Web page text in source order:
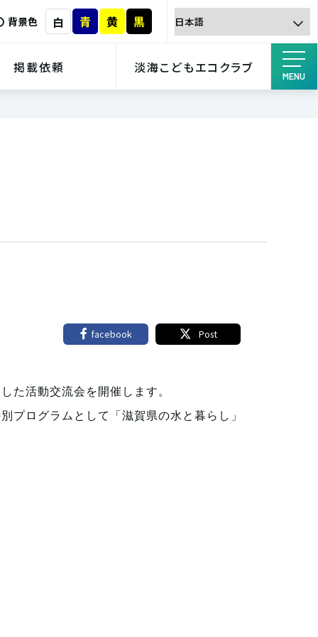
背景色 白 青 黄 黒
掲載依頼 淡海こどもエコクラブ
MENU
facebook Post
た活動交流会を開催します。
プログラムとして「滋賀県の水と暮らし」